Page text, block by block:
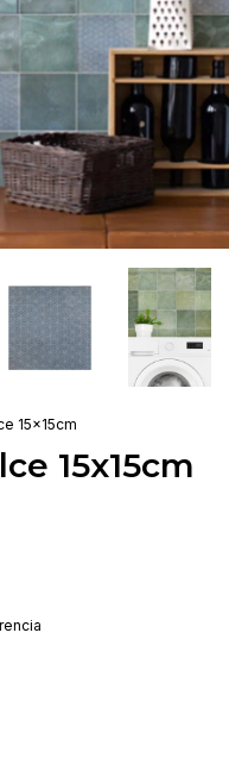
15x15cm
15x15cm